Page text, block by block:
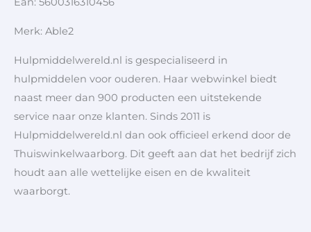
Merk: Able2
Hulpmiddelwereld.nl is gespecialiseerd in
hulpmiddelen voor ouderen. Haar webwinkel biedt
naast meer dan 900 producten een uitstekende
service naar onze klanten. Sinds 2011 is
Hulpmiddelwereld.nl dan ook officieel erkend door de
Thuiswinkelwaarborg. Dit geeft aan dat het bedrijf zich
houdt aan alle wettelijke eisen en de kwaliteit
waarborgt.